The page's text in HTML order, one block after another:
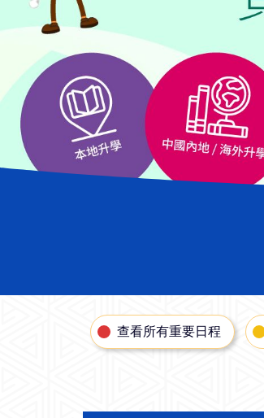
查看所有重要日程